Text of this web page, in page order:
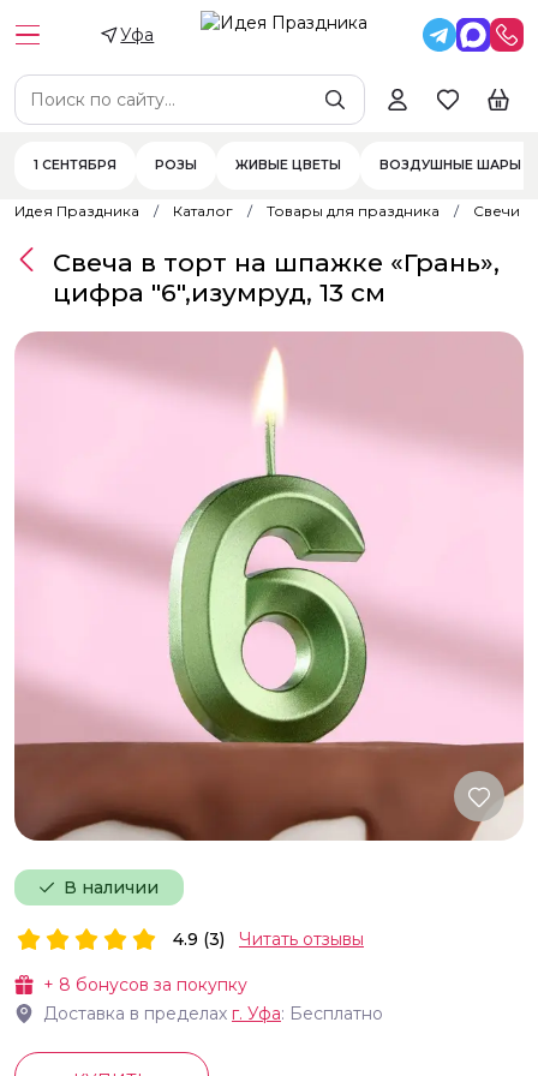
Уфа
1 СЕНТЯБРЯ РОЗЫ ЖИВЫЕ ЦВЕТЫ ВОЗДУШНЫЕ ШАРЫ
Идея Праздника Каталог Товары для праздника Свечи
В наличии
Свеча в торт на шпажке «‎Грань»,
цифра "6",изумруд, 13 см
+ 8 бонусов за покупку
Доставка в пределах г. Уфа: Бесплатно
4.9 (3) Читать отзывы